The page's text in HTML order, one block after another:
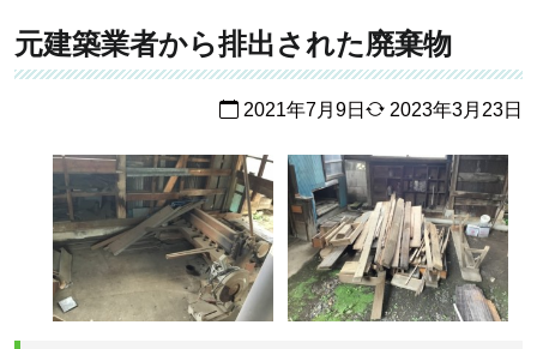
ッ
プ
元建築業者から排出された廃棄物
2021年7月9日 2023年3月23日